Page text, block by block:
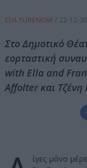
CULTURENOW / 22-12-
Στο Δημοτικό
εορταστική
with Ella and
Affolter και
ίγες μόνο